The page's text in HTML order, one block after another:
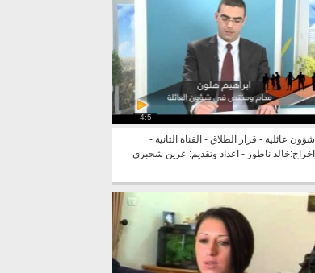
4:5
شؤون عائلية - قرار الطلاق - القناة الثانية -
اخراج:خالد ناطور - اعداد وتقديم: عرين شحبري